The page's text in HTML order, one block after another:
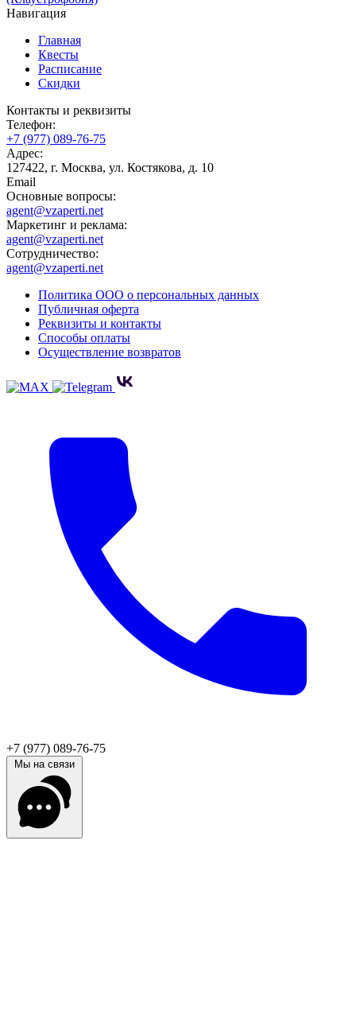
Навигация
Главная
Квесты
Расписание
Скидки
Контакты и реквизиты
Телефон:
+7 (977) 089-76-75
Адрес:
127422, г. Москва, ул. Костякова, д. 10
Email
Основные вопросы:
agent@vzaperti.net
Маркетинг и реклама:
agent@vzaperti.net
Сотрудничество:
agent@vzaperti.net
Политика ООО о персональных данных
Публичная оферта
Реквизиты и контакты
Способы оплаты
Осуществление возвратов
+7 (977) 089-76-75
Мы на связи